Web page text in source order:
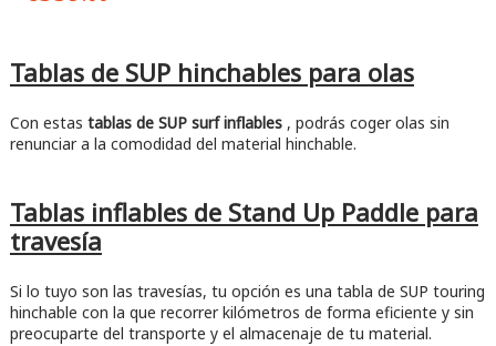
Tablas de SUP hinchables para olas
Con estas tablas de SUP surf inflables, podrás coger olas sin
renunciar a la comodidad del material hinchable.
Tablas inflables de Stand Up Paddle para
travesía
Si lo tuyo son las travesías, tu opción es una tabla de SUP touring
hinchable con la que recorrer kilómetros de forma eficiente y sin
preocuparte del transporte y el almacenaje de tu material.